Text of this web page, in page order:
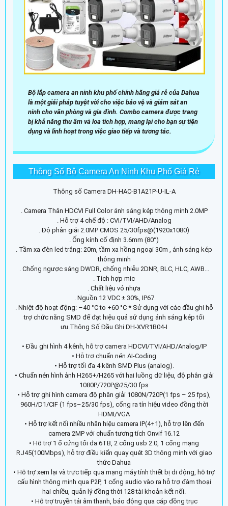
Bộ lắp camera an ninh khu phố chính hãng giá rẻ của Dahua
là một giải pháp tuyệt vời cho việc bảo vệ và giám sát an
ninh cho văn phòng và gia đình. Combo camera được trang
bị khả năng thu âm và loa tích hợp, mang lại cho bạn sự tiện
dụng và linh hoạt trong việc giao tiếp và tương tác.
Thông Số Bộ Camera An Ninh Khu Phố Giá Rẻ
Thông số Camera DH-HAC-B1A21P-U-IL-A
. Camera Thân HDCVI Full Color ánh sáng kép thông minh 2.0MP
. Hỗ trợ 4 chế độ : CVI/TVI/AHD/Analog
. Độ phân giải 2.0MP CMOS 25/30fps@(1920x1080)
. Ống kính cố định 3.6mm (80°)
. Tầm xa đèn led trắng: 20m, tầm xa hồng ngoại 30m , ánh sáng kép
thông minh
. Chống ngược sáng DWDR, chống nhiễu 2DNR, BLC, HLC, AWB...
. Tích hợp mic
. Chất liệu vỏ nhựa
. Nguồn 12 VDC ± 30%, IP67
. Nhiệt độ hoạt động: –40 °C to +60 °C * Sử dụng với các đầu ghi hỗ
trợ chức năng SMD để đạt hiệu quả sử dụng ánh sáng kép tối
ưu.Thông Số Đầu Ghi DH-XVR1B04-I
• Đầu ghi hình 4 kênh, hỗ trợ camera HDCVI/TVI/AHD/Analog/IP
• Hỗ trợ chuẩn nén AI-Coding
• Hỗ trợ tối đa 4 kênh SMD Plus (analog).
• Chuẩn nén hình ảnh H265+/H265 với hai luồng dữ liệu, độ phân giải
1080P/720P@25/30 fps
• Hỗ trợ ghi hình camera độ phân giải 1080N/720P(1 fps – 25 fps),
960H/D1/CIF (1 fps–25/30 fps), cổng ra tín hiệu video đồng thời
HDMI/VGA
• Hỗ trợ kết nối nhiều nhãn hiệu camera IP(4+1), hỗ trợ lên đến
camera 2MP với chuẩn tương tích Onvif 16.12
• Hỗ trợ 1 ổ cứng tối đa 6TB, 2 cổng usb 2.0, 1 cổng mạng
RJ45(100Mbps), hỗ trợ điều kiển quay quét 3D thông minh với giao
thức Dahua
• Hỗ trợ xem lại và trực tiếp qua mạng máy tính thiết bị di động, hỗ trợ
cấu hình thông minh qua P2P, 1 cổng audio vào ra hỗ trợ đàm thoại
hai chiều, quản lý đồng thời 128 tài khoản kết nối.
• Hỗ trợ truyền tải âm thanh, báo động qua cáp đồng trục